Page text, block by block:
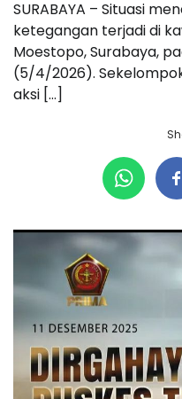
SURABAYA – Situasi
ketegangan terjadi di
Moestopo, Surabaya,
(5/4/2026).
aksi […]